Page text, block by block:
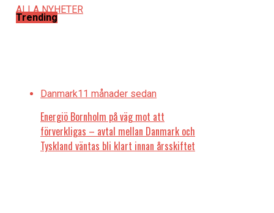
ALLA NYHETER
Trending
Danmark11 månader sedan
Energiö Bornholm på väg mot att
förverkligas – avtal mellan Danmark och
Tyskland väntas bli klart innan årsskiftet